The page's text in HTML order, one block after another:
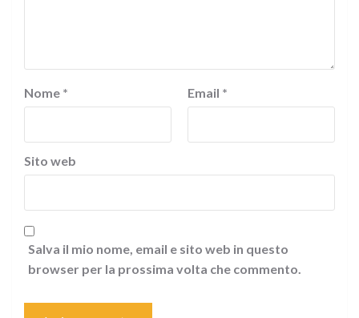
Nome * Email *
Sito web
Salva il mio nome, email e sito web in questo
browser per la prossima volta che commento.